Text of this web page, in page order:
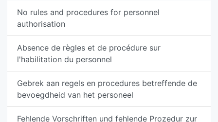
No rules and procedures for personnel
authorisation
Absence de règles et de procédure sur
l'habilitation du personnel
Gebrek aan regels en procedures betreffende de
bevoegdheid van het personeel
Fehlende Vorschriften und fehlende Prozedur zur